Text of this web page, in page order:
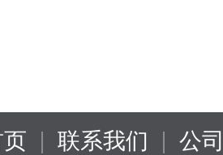
| 联系我们 | 公